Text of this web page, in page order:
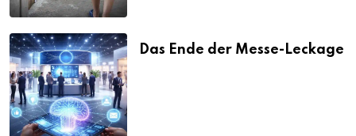
Das Ende der Messe-Leckage